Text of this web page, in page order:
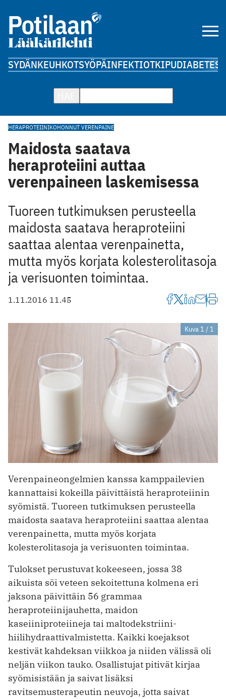
SYDÄNKEUHKOTSYÖPÄINFEKTIOTKIPUDIABETES
HERAPROTEIINIKOHONNUT VERENPAINE
Maidosta saatava
heraproteiini auttaa
verenpaineen laskemisessa
Tuoreen tutkimuksen perusteella
maidosta saatava heraproteiini
saattaa alentaa verenpainetta,
mutta myös korjata kolesterolitasoja
ja verisuonten toimintaa.
1.11.2016 11.45
Kuva 1 / 1
Verenpaineongelmien kanssa kamppailevien
kannattaisi kokeilla päivittäistä heraproteiinin
syömistä. Tuoreen tutkimuksen perusteella
maidosta saatava heraproteiini saattaa alentaa
verenpainetta, mutta myös korjata
kolesterolitasoja ja verisuonten toimintaa.
Tulokset perustuvat kokeeseen, jossa 38
aikuista söi veteen sekoitettuna kolmena eri
jaksona päivittäin 56 grammaa
heraproteiinijauhetta, maidon
kaseiiniproteiineja tai maltodekstriini-
hiilihydraattivalmistetta. Kaikki koejaksot
kestivät kahdeksan viikkoa ja niiden välissä oli
neljän viikon tauko. Osallistujat pitivät kirjaa
syömisistään ja saivat lisäksi
ravitsemusterapeutin neuvoja, jotta saivat